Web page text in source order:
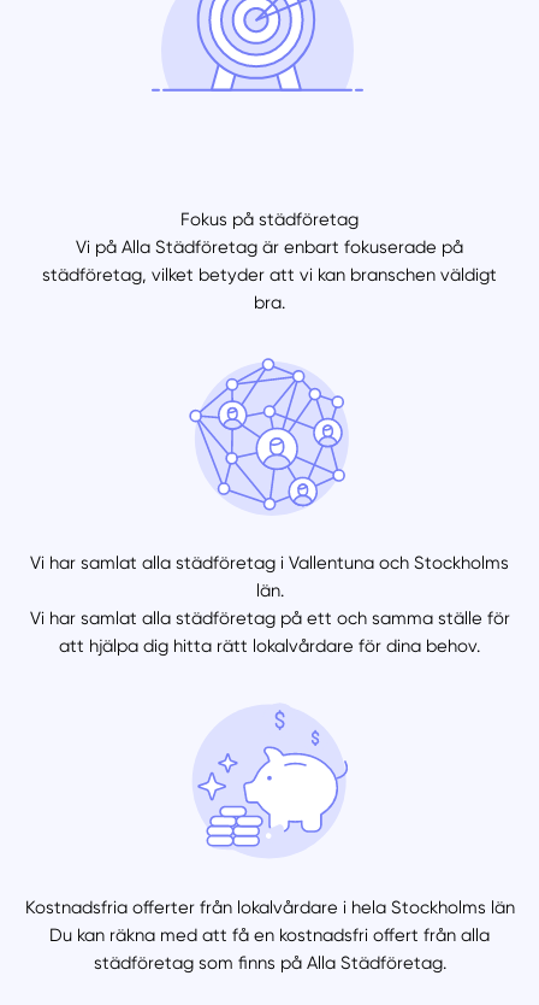
Fokus på städföretag
Vi på Alla Städföretag är enbart fokuserade på
städföretag, vilket betyder att vi kan branschen väldigt
bra.
Vi har samlat alla städföretag i Vallentuna och Stockholms
län.
Vi har samlat alla städföretag på ett och samma ställe för
att hjälpa dig hitta rätt lokalvårdare för dina behov.
Kostnadsfria offerter från lokalvårdare i hela Stockholms län
Du kan räkna med att få en kostnadsfri offert från alla
städföretag som finns på Alla Städföretag.